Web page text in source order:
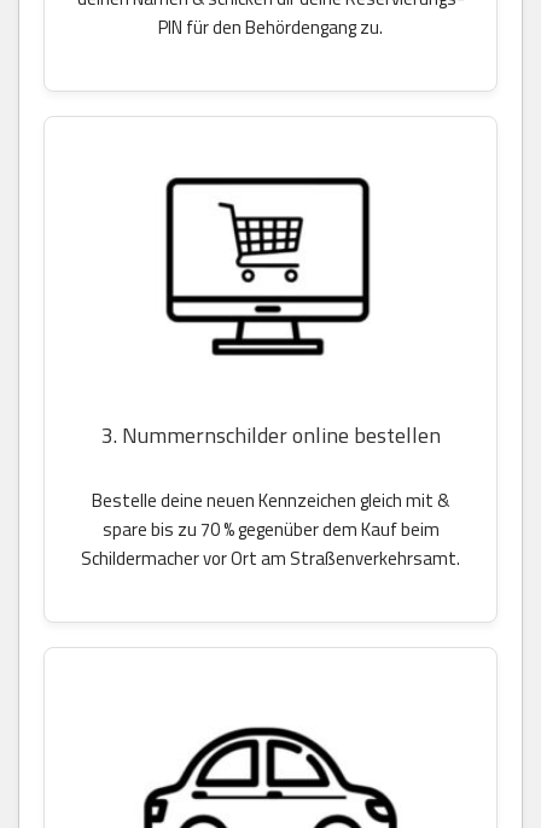
PIN für den Behördengang zu.
3. Nummernschilder online bestellen
Bestelle deine neuen Kennzeichen gleich mit &
spare bis zu 70 % gegenüber dem Kauf beim
Schildermacher vor Ort am Straßenverkehrsamt.